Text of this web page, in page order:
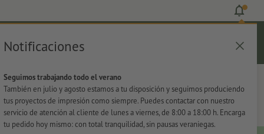
Notificaciones
Seguimos trabajando todo el verano
También en julio y agosto estamos a tu disposición y seguimos produciendo
tus proyectos de impresión como siempre. Puedes contactar con nuestro
servicio de atención al cliente de lunes a viernes, de 8:00 a 18:00 h. Encarga
tu pedido hoy mismo: con total tranquilidad, sin pausas veraniegas.
Cesta
Oficina Adhesivos